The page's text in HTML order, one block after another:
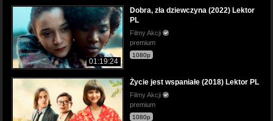
01:19:24
Dobra, zła dziewczyna (2022) Lektor
PL
Filmy Akcji
premium
1080p
Życie jest wspaniałe (2018) Lektor PL
Filmy Akcji
premium
1080p